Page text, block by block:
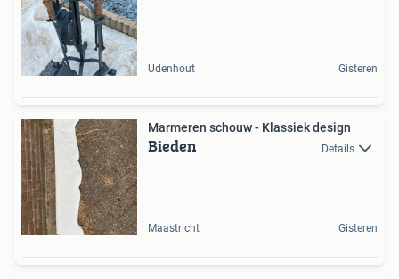
Udenhout Gisteren
Marmeren schouw - Klassiek design
Bieden Details
Maastricht Gisteren